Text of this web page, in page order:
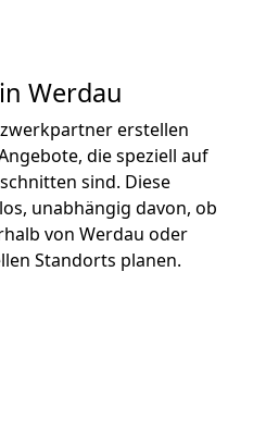
Werdau
erstellen
die speziell auf
sind. Diese
unabhängig davon, ob
von Werdau oder
Standorts planen.